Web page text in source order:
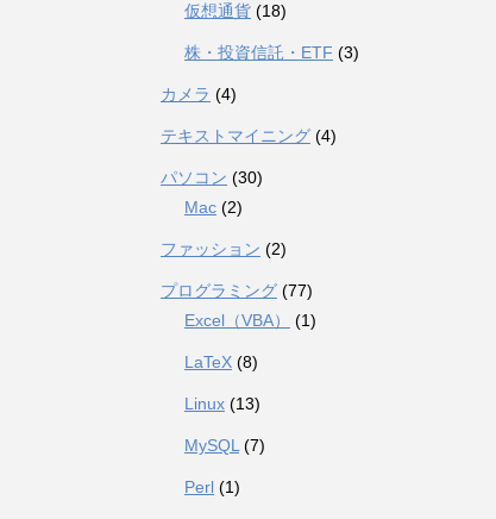
仮想通貨 (18)
株・投資信託・ETF (3)
カメラ (4)
テキストマイニング (4)
パソコン (30)
Mac (2)
ファッション (2)
プログラミング (77)
Excel（VBA）
(1)
LaTeX (8)
Linux (13)
MySQL (7)
Perl (1)